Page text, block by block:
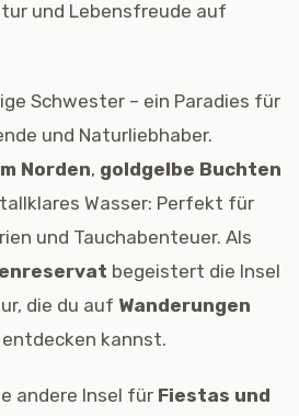
und Lebensfreude auf
Schwester – ein Paradies für
und Naturliebhaber.
Norden, goldgelbe Buchten
Wasser: Perfekt für
und Tauchabenteuer. Als
begeistert die Insel
die du auf Wanderungen
entdecken kannst.
andere Insel für Fiestas und